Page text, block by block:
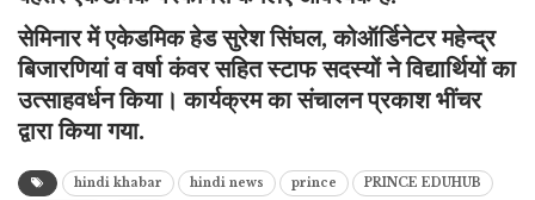
सेमिनार में एकेडमिक हेड सुरेश सिंघल, कोऑर्डिनेटर महेन्द्र
बिजारणियां व वर्षा कंवर सहित स्टाफ सदस्यों ने विद्यार्थियों का
उत्साहवर्धन किया। कार्यक्रम का संचालन प्रकाश भींचर
द्वारा किया गया.
hindi khabar hindi news prince
PRINCE EDUHUB